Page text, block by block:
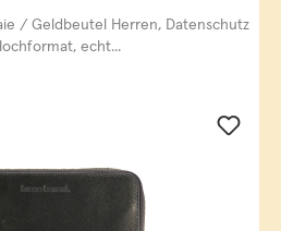
taupe
/ Geldbeutel Herren, Datenschutz
echt...